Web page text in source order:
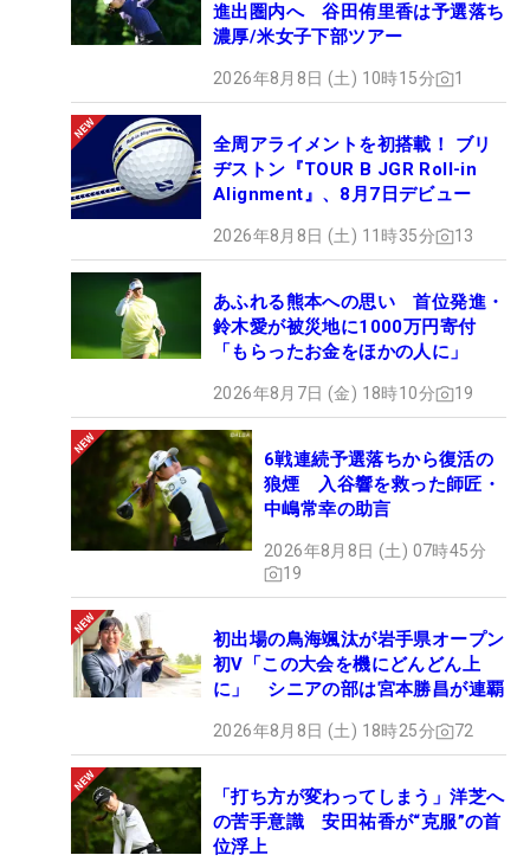
進出圏内へ 谷田侑里香は予選落ち
濃厚/米女子下部ツアー
2026年8月8日 (土) 10時15分 1
全周アライメントを初搭載！ ブリ
ヂストン『TOUR B JGR Roll-in
Alignment』、8月7日デビュー
2026年8月8日 (土) 11時35分 13
あふれる熊本への思い 首位発進・
鈴木愛が被災地に1000万円寄付
「もらったお金をほかの人に」
2026年8月7日 (金) 18時10分 19
6戦連続予選落ちから復活の
狼煙 入谷響を救った師匠・
中嶋常幸の助言
2026年8月8日 (土) 07時45分
19
初出場の鳥海颯汰が岩手県オープン
初V「この大会を機にどんどん上
に」 シニアの部は宮本勝昌が連覇
2026年8月8日 (土) 18時25分 72
「打ち方が変わってしまう」洋芝へ
の苦手意識 安田祐香が“克服”の首
位浮上